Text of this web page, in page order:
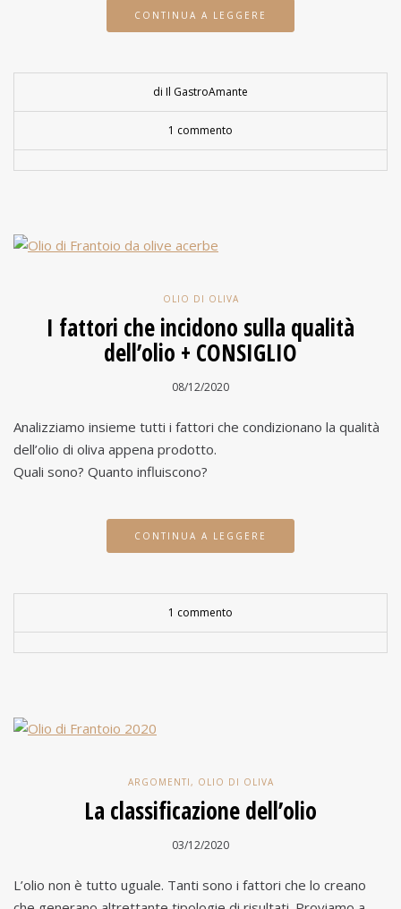
CONTINUA A LEGGERE
di Il GastroAmante
1 commento
OLIO DI OLIVA
I fattori che incidono sulla qualità
dell’olio + CONSIGLIO
08/12/2020
Analizziamo insieme tutti i fattori che condizionano la qualità
dell’olio di oliva appena prodotto.
Quali sono? Quanto influiscono?
CONTINUA A LEGGERE
1 commento
ARGOMENTI , OLIO DI OLIVA
La classificazione dell’olio
03/12/2020
L’olio non è tutto uguale. Tanti sono i fattori che lo creano